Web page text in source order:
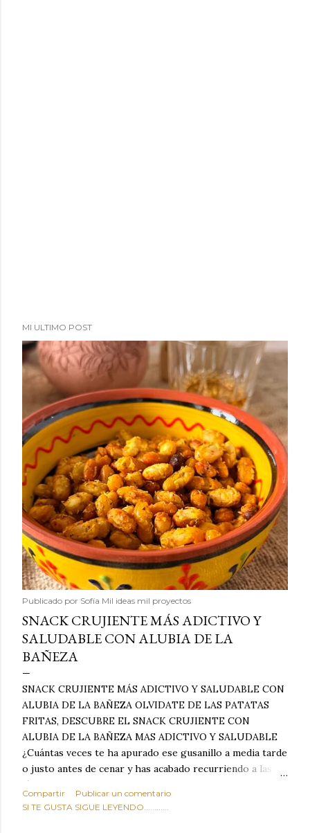
MI ULTIMO POST
Publicado por Sofía Mil ideas mil proyectos
SNACK CRUJIENTE MÁS ADICTIVO Y
SALUDABLE CON ALUBIA DE LA
BAÑEZA
SNACK CRUJIENTE MÁS ADICTIVO Y SALUDABLE CON
ALUBIA DE LA BAÑEZA OLVIDATE DE LAS PATATAS
FRITAS, DESCUBRE EL SNACK CRUJIENTE CON
ALUBIA DE LA BAÑEZA MAS ADICTIVO Y SALUDABLE
¿Cuántas veces te ha apurado ese gusanillo a media tarde
o justo antes de cenar y has acabado recurriendo a las
típicas patatas de bolsa, frutos secos fritos o snacks
ultraprocesados llenos de grasas saturadas y sodio?
Compartir
Publicar un comentario
SI TE GUSTA SIGUE LEYENDO............